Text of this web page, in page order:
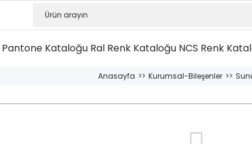
Pantone Kataloğu Ral Renk Kataloğu NCS Renk
Anasayfa Kurumsal-Bileşenler